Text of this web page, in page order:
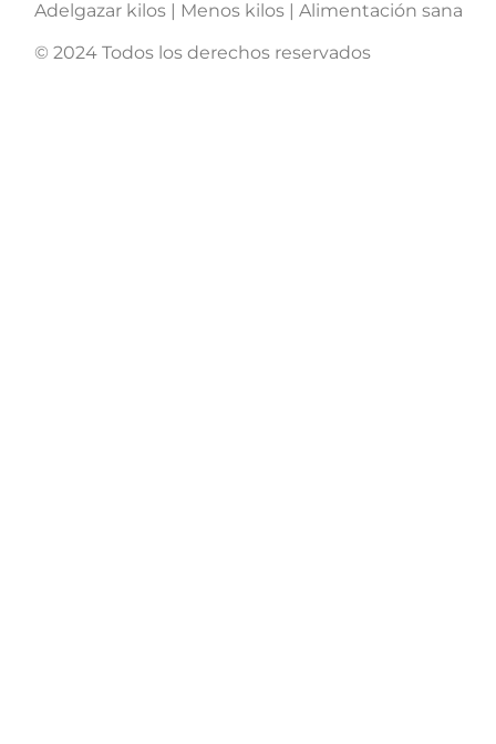
Adelgazar kilos | Menos kilos | Alimentación sana
© 2024 Todos los derechos reservados